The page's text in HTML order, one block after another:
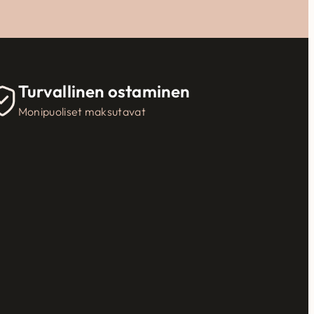
Turvallinen ostaminen
Monipuoliset maksutavat